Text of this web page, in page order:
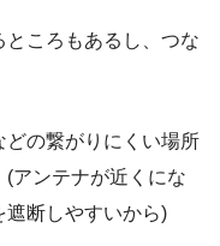
ころもあるし、つな
の繋がりにくい場所
アンテナが近くにな
遮断しやすいから)